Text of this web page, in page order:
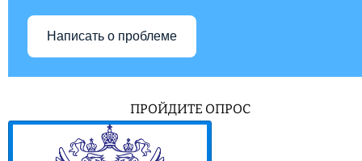
Написать о проблеме
ПРОЙДИТЕ ОПРОС